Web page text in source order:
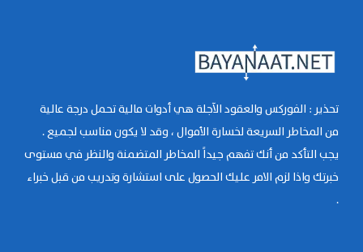
تحذير : الفوركس والعقود الآجلة هي أدوات مالية تحمل درجة عالية
من المخاطر السريعة لخسارة الأموال ، وقد لا يكون مناسب لجميع .
يجب التأكد من أنك تفهم جيداً المخاطر المتضمنة والنظر في مستوى
خبرتك واذا لزم الامر عليك الحصول على استشارة وتدريب من قبل خبراء
.